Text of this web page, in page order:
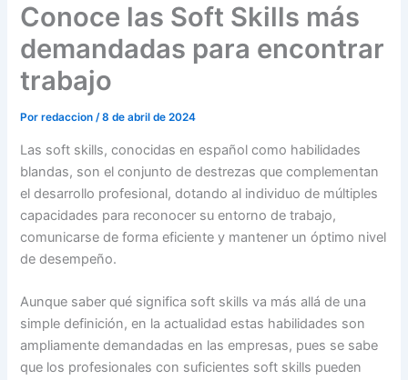
Conoce las Soft Skills más
demandadas para encontrar
trabajo
Porredaccion/8 de abril de 2024
Las soft skills, conocidas en español como habilidades
blandas, son el conjunto de destrezas que complementan
el desarrollo profesional, dotando al individuo de múltiples
capacidades para reconocer su entorno de trabajo,
comunicarse de forma eficiente y mantener un óptimo nivel
de desempeño.
Aunque saber qué significa soft skills va más allá de una
simple definición, en la actualidad estas habilidades son
ampliamente demandadas en las empresas, pues se sabe
que los profesionales con suficientes soft skills pueden